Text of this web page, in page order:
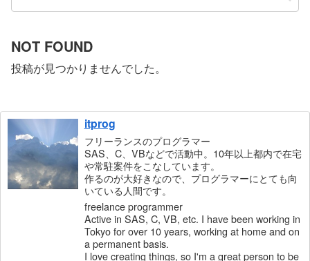
NOT FOUND
投稿が見つかりませんでした。
itprog
フリーランスのプログラマー
SAS、C、VBなどで活動中。10年以上都内で在宅
や常駐案件をこなしています。
作るのが大好きなので、プログラマーにとても向
いている人間です。
freelance programmer
Active in SAS, C, VB, etc. I have been working in
Tokyo for over 10 years, working at home and on
a permanent basis.
I love creating things, so I'm a great person to be